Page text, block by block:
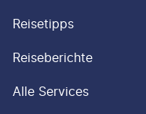
Reisetipps
Reiseberichte
Alle Services